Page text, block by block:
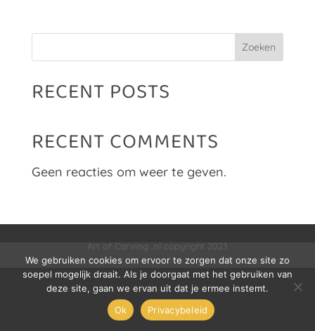
Zoeken
RECENT POSTS
RECENT COMMENTS
Geen reacties om weer te geven.
Art of Carving .nl copyright 2023
We gebruiken cookies om ervoor te zorgen dat onze site zo
soepel mogelijk draait. Als je doorgaat met het gebruiken van
deze site, gaan we ervan uit dat je ermee instemt.
Ok
Privacybeleid